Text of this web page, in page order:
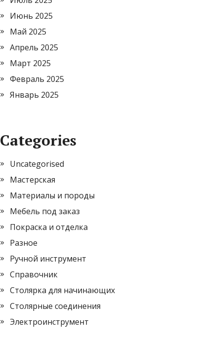
Июнь 2025
Май 2025
Апрель 2025
Март 2025
Февраль 2025
Январь 2025
Categories
Uncategorised
Мастерская
Материалы и породы
Мебель под заказ
Покраска и отделка
Разное
Ручной инструмент
Справочник
Столярка для начинающих
Столярные соединения
Электроинструмент